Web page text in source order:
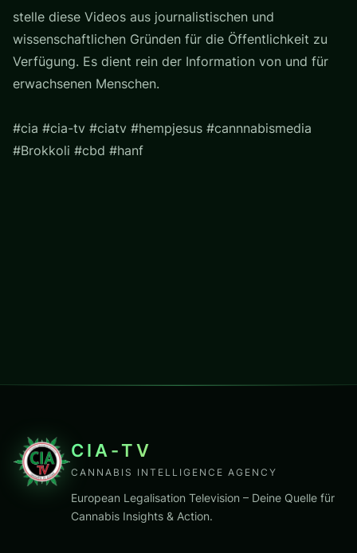
stelle diese Videos aus journalistischen und
wissenschaftlichen Gründen für die Öffentlichkeit zu
Verfügung. Es dient rein der Information von und für
erwachsenen Menschen.
#cia #cia-tv #ciatv #hempjesus #cannnabismedia
#Brokkoli #cbd #hanf
CIA-TV
CANNABIS INTELLIGENCE AGENCY
European Legalisation Television – Deine Quelle für
Cannabis Insights & Action.